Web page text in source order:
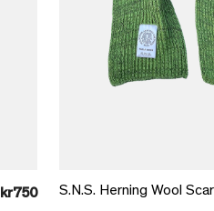
kr750 S.N.S. Herning Wool